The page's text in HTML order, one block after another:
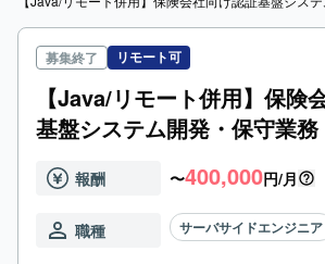
募集終了 リモート可
【Java/リモート併用】保険
基盤システム開発・保守業務
報酬 〜400,000円/月
職種 サーバサイドエンジニア